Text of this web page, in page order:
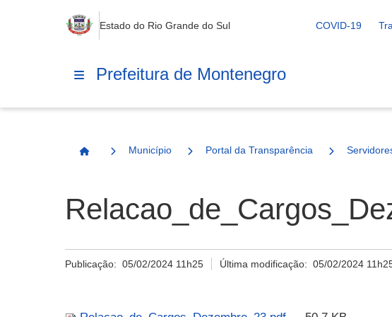
Estado do Rio Grande do Sul COVID-19
Prefeitura de Montenegro
Página Inicial
Município Portal da Transparência
Publicação: 05/02/2024 11h25 Última modificação:05/02/2024